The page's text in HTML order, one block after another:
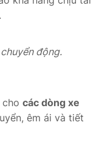
động.
các dòng xe
êm ái và tiết